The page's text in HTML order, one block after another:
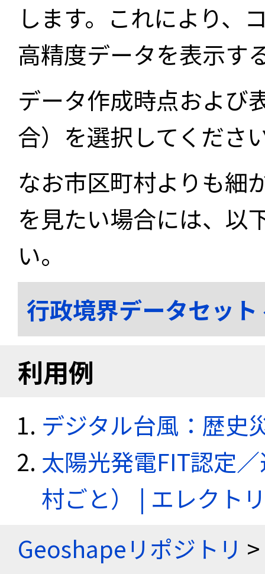
します。これにより、
高精度データを表示す
データ作成時点および
合）を選択してくださ
なお市区町村よりも細
を見たい場合には、以
い。
行政境界データセッ
利用例
デジタル台風：歴史
太陽光発電FIT認定
村ごと） | エレクト
Geoshapeリポジトリ >